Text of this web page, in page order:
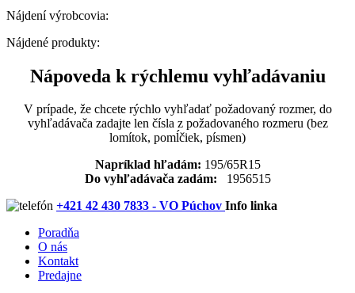
Nájdení výrobcovia:
Nájdené produkty:
Nápoveda k rýchlemu vyhľadávaniu
V prípade, že chcete rýchlo vyhľadať požadovaný rozmer, do
vyhľadávača zadajte len čísla z požadovaného rozmeru (bez
lomítok, pomĺčiek, písmen)
Napríklad hľadám: 195/65R15
Do vyhľadávača zadám: 1956515
+421 42 430 7833 - VO Púchov Info linka
Poradňa
O nás
Kontakt
Predajne